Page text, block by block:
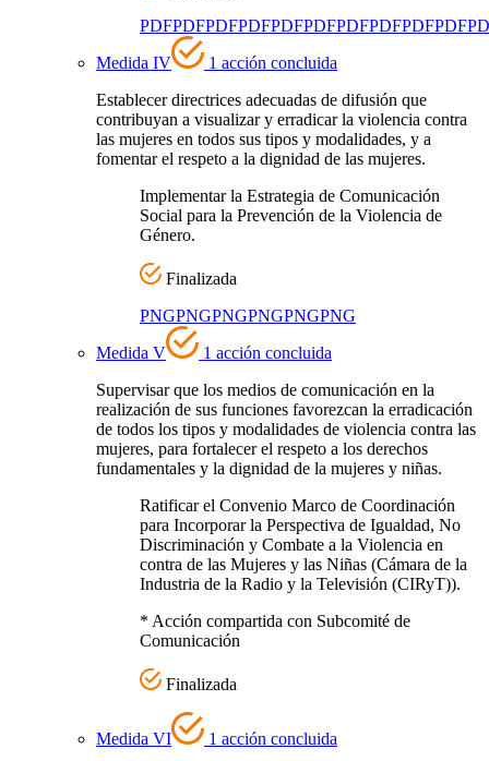
PDFPDFPDFPDFPDFPDFPDFPDFPDFPDF
Medida IV
1 acción concluida
Establecer directrices adecuadas de difusión que
contribuyan a visualizar y erradicar la violencia contra
las mujeres en todos sus tipos y modalidades, y a
fomentar el respeto a la dignidad de las mujeres.
Implementar la Estrategia de Comunicación
Social para la Prevención de la Violencia de
Género.
Finalizada
PNGPNGPNGPNGPNGPNG
Medida V
1 acción concluida
Supervisar que los medios de comunicación en la
realización de sus funciones favorezcan la erradicación
de todos los tipos y modalidades de violencia contra las
mujeres, para fortalecer el respeto a los derechos
fundamentales y la dignidad de la mujeres y niñas.
Ratificar el Convenio Marco de Coordinación
para Incorporar la Perspectiva de Igualdad, No
Discriminación y Combate a la Violencia en
contra de las Mujeres y las Niñas (Cámara de la
Industria de la Radio y la Televisión (CIRyT)).
* Acción compartida con Subcomité de
Comunicación
Finalizada
Medida VI 1 acción concluida